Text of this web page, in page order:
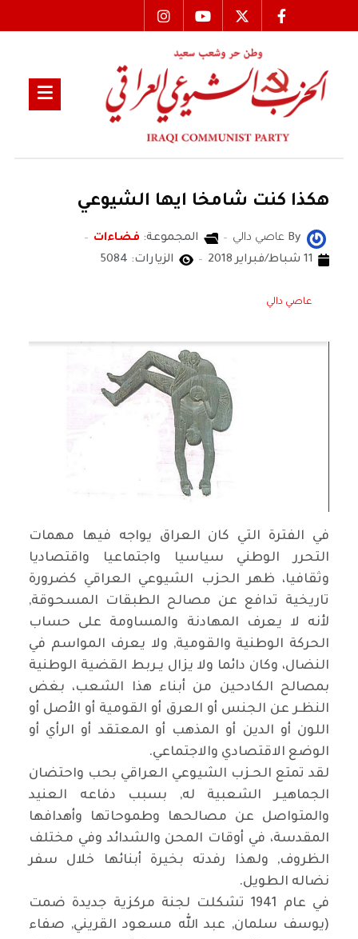
هكذا كنت شامخا ايها الشيوعي
By عاصي دالي المجموعة: فضاءات
11 شباط/فبراير 2018
الزيارات: 5084
عاصي دالي
في الفترة التي كان العراق يواجه فيها مهمات
التحرر الوطني سياسيا واجتماعيا واقتصاديا
وثقافيا، ظهر الحزب الشيوعي العراقي كضرورة
تاريخية تدافع عن مصالح الطبقات المسحوقة,
لأنه لا يعرف المهادنة والمساومة على حساب
الحركة الوطنية والقومية, ولا يعرف المواسم في
النضال، وكان دائما ولا يزال يـربط القضية الوطنية
بمصالح الكادحين من أبناء هذا الشعب، بغض
النظـر عن الجنس أو العرق أو القومية أو الأصل أو
اللون أو الدين أو المذهب أو المعتقد أو الرأي أو
الوضع الاقتصادي والاجتماعي.
لقد تمتع الحـزب الشيوعي العراقي بحب واحتضان
الجماهيـر الشعبية له, بسبب دفاعه العنيد
والمتواصل عن مصالحها وطموحاتها وأهدافها
المقدسة، في أوقات المحن والشدائد وفي مختلف
الظروف, ولهذا رفدته بخيرة أبنائها خلال سفر
نضاله الطويل.
في عام 1941 تشكلت لجنة مركزية جديدة ضمت
(يوسف سلمان, عبد الله مسعود القريني, صفاء